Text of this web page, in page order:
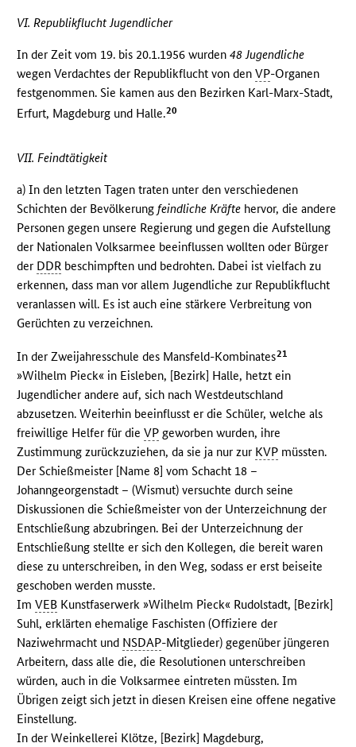
VI. Republikflucht Jugendlicher
In der Zeit vom 19. bis 20.1.1956 wurden48 Jugendliche
wegen Verdachtes der Republikflucht von denVP-Organen
festgenommen. Sie kamen aus den Bezirken Karl-Marx-Stadt,
Erfurt, Magdeburg und Halle.20
VII. Feindtätigkeit
a) In den letzten Tagen traten unter den verschiedenen
Schichten der Bevölkerungfeindliche Kräfte hervor, die andere
Personen gegen unsere Regierung und gegen die Aufstellung
der Nationalen Volksarmee beeinflussen wollten oder Bürger
der DDR beschimpften und bedrohten. Dabei ist vielfach zu
erkennen, dass man vor allem Jugendliche zur Republikflucht
veranlassen will. Es ist auch eine stärkere Verbreitung von
Gerüchten zu verzeichnen.
In der Zweijahresschule des Mansfeld-Kombinates21
»Wilhelm Pieck« in Eisleben, [Bezirk] Halle, hetzt ein
Jugendlicher andere auf, sich nach Westdeutschland
abzusetzen. Weiterhin beeinflusst er die Schüler, welche als
freiwillige Helfer für dieVP geworben wurden, ihre
Zustimmung zurückzuziehen, da sie ja nur zur KVP müssten.
Der Schießmeister [Name 8] vom Schacht 18 –
Johanngeorgenstadt – (Wismut) versuchte durch seine
Diskussionen die Schießmeister von der Unterzeichnung der
Entschließung abzubringen. Bei der Unterzeichnung der
Entschließung stellte er sich den Kollegen, die bereit waren
diese zu unterschreiben, in den Weg, sodass er erst beiseite
geschoben werden musste.
ImVEB Kunstfaserwerk »Wilhelm Pieck« Rudolstadt, [Bezirk]
Suhl, erklärten ehemalige Faschisten (Offiziere der
Naziwehrmacht und NSDAP-Mitglieder) gegenüber jüngeren
Arbeitern, dass alle die, die Resolutionen unterschreiben
würden, auch in die Volksarmee eintreten müssten. Im
Übrigen zeigt sich jetzt in diesen Kreisen eine offene negative
Einstellung.
In der Weinkellerei Klötze, [Bezirk] Magdeburg,